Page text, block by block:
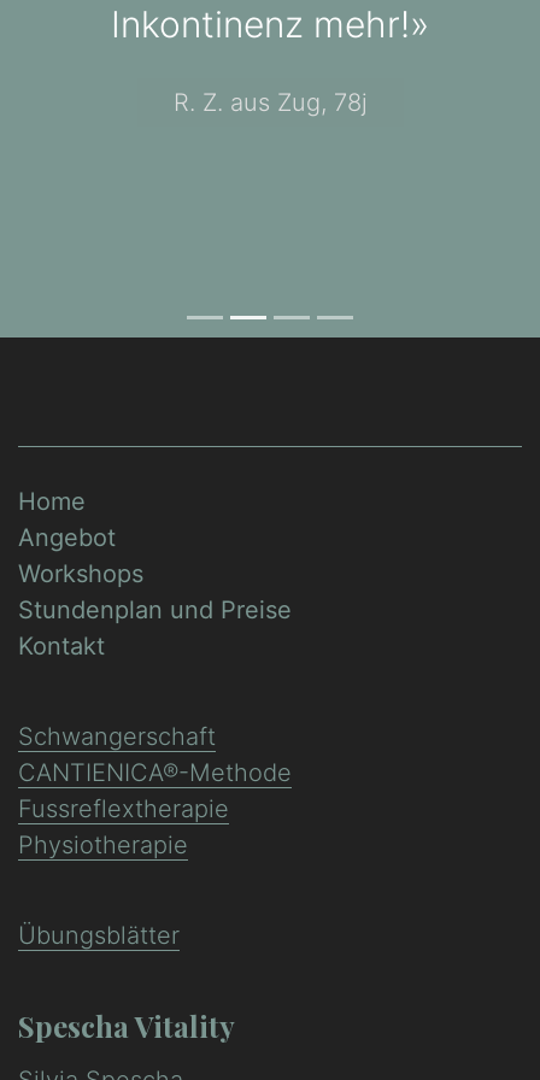
Inkontinenz mehr!»
R. Z. aus Zug, 78j
Home
Angebot
Workshops
Stundenplan und Preise
Kontakt
Schwangerschaft
CANTIENICA®-Methode
Fussreflextherapie
Physiotherapie
Übungsblätter
Spescha Vitality